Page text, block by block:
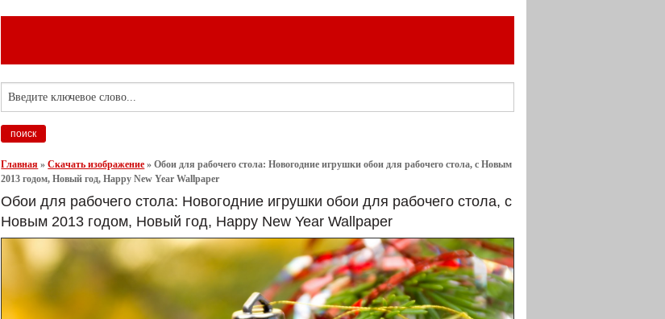
Главная »Скачать изображение »Обои для рабочего стола: Новогодние игрушки обои для рабочего стола, с Новым
2013 годом, Новый год, Happy New Year Wallpaper
Обои для рабочего стола: Новогодние игрушки обои для рабочего стола, с
Новым 2013 годом, Новый год, Happy New Year Wallpaper